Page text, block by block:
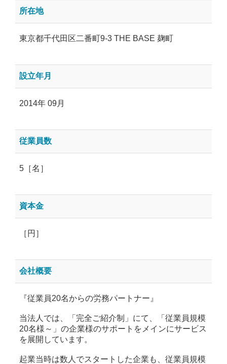
所在地
東京都千代田区二番町9-3 THE BASE 麹町
設立年月
2014年 09月
従業員数
5［名］
資本金
［円］
会社概要
『従業員20名からの労務パートナー』
当法人では、「完全ご紹介制」にて、「従業員規模
20名様～」の企業様のサポートをメインにサービス
を展開しています。
起業当時は数人でスタートした企業も、従業員規模